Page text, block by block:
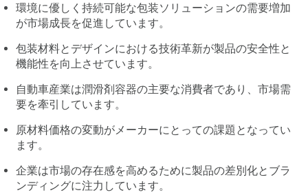
環境に優しく持続可能な包装ソリューションの需要増加
が市場成長を促進しています。
包装材料とデザインにおける技術革新が製品の安全性と
機能性を向上させています。
自動車産業は潤滑剤容器の主要な消費者であり、市場需
要を牽引しています。
原材料価格の変動がメーカーにとっての課題となってい
ます。
企業は市場の存在感を高めるために製品の差別化とブラ
ンディングに注力しています。